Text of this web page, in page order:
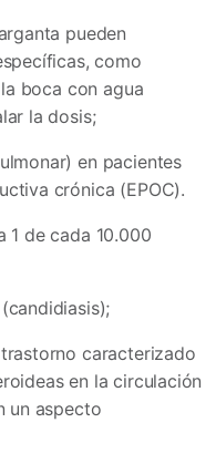
pueden
como
boca con agua
la dosis;
en pacientes
crónica (EPOC).
1 de cada 10.000
caracterizado
en la circulación
un aspecto